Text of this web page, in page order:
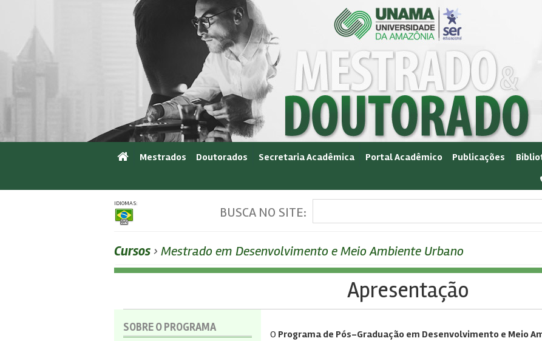
Mestrados Doutorados Secretaria Acadêmica Portal Acadêmico Publicações
BUSCA NO SITE:
IDIOMAS:
Cursos› Mestrado em Desenvolvimento e Meio Ambiente Urbano
Apresentação
SOBRE O PROGRAMA
O Programa de Pós-Graduação em Desenvolvimento e Meio